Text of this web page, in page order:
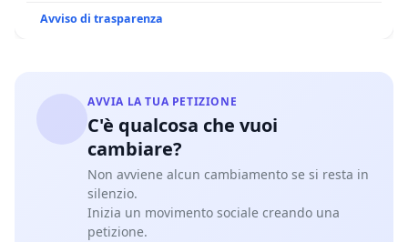
Avviso di trasparenza
AVVIA LA TUA PETIZIONE
C'è qualcosa che vuoi
cambiare?
Non avviene alcun cambiamento se si resta in
silenzio.
Inizia un movimento sociale creando una
petizione.